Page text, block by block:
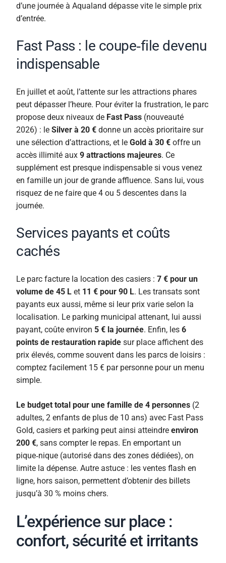
d’une journée à Aqualand dépasse vite le simple prix
d’entrée.
Fast Pass : le coupe‑file devenu
indispensable
En juillet et août, l’attente sur les attractions phares
peut dépasser l’heure. Pour éviter la frustration, le parc
propose deux niveaux de Fast Pass (nouveauté
2026) : le Silver à 20 € donne un accès prioritaire sur
une sélection d’attractions, et le Gold à 30 € offre un
accès illimité aux 9 attractions majeures. Ce
supplément est presque indispensable si vous venez
en famille un jour de grande affluence. Sans lui, vous
risquez de ne faire que 4 ou 5 descentes dans la
journée.
Services payants et coûts
cachés
Le parc facture la location des casiers : 7 € pour un
volume de 45 L et 11 € pour 90 L. Les transats sont
payants eux aussi, même si leur prix varie selon la
localisation. Le parking municipal attenant, lui aussi
payant, coûte environ 5 € la journée. Enfin, les 6
points de restauration rapide sur place affichent des
prix élevés, comme souvent dans les parcs de loisirs :
comptez facilement 15 € par personne pour un menu
simple.
Le budget total pour une famille de 4 personnes (2
adultes, 2 enfants de plus de 10 ans) avec Fast Pass
Gold, casiers et parking peut ainsi atteindre environ
200 €, sans compter le repas. En emportant un
pique‑nique (autorisé dans des zones dédiées), on
limite la dépense. Autre astuce : les ventes flash en
ligne, hors saison, permettent d’obtenir des billets
jusqu’à 30 % moins chers.
L’expérience sur place :
confort, sécurité et irritants